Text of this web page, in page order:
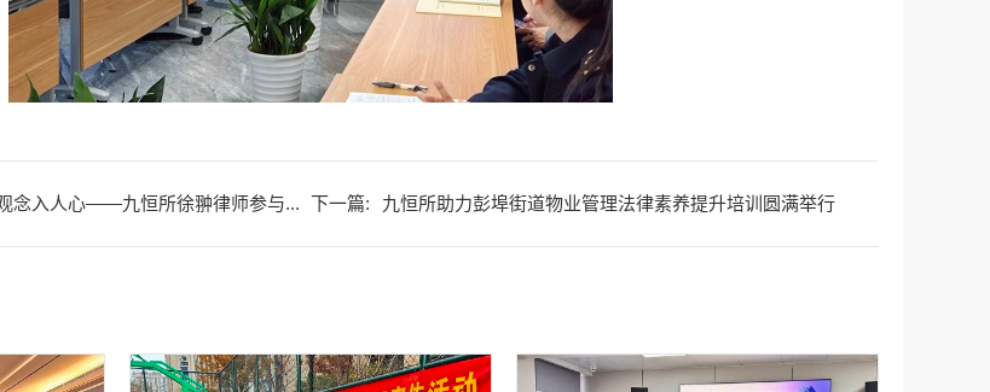
念入人心——九恒所徐翀律师参与... 下一篇: 九恒所助力彭埠街道物业管理法律素养提升培训圆满举行